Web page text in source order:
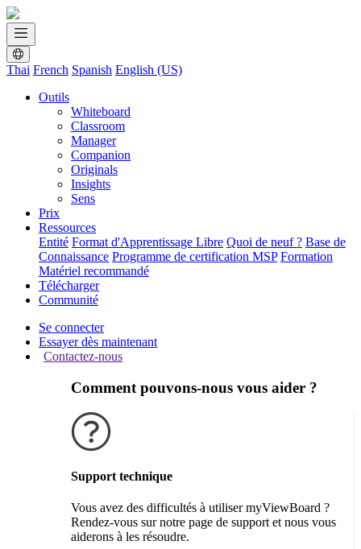
Thai French Spanish English (US)
Outils
Whiteboard
Classroom
Manager
Companion
Originals
Insights
Sens
Prix
Ressources
Entité Format d'Apprentissage Libre Quoi de neuf ? Base de
Connaissance Programme de certification MSP Formation
Matériel recommandé
Télécharger
Communité
Se connecter
Essayer dès maintenant
Contactez-nous
Comment pouvons-nous vous aider ?
Support technique
Vous avez des difficultés à utiliser myViewBoard ?
Rendez-vous sur notre page de support et nous vous
aiderons à les résoudre.